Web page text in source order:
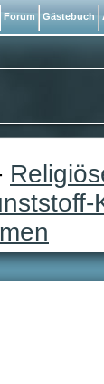
Forum Gästebuch